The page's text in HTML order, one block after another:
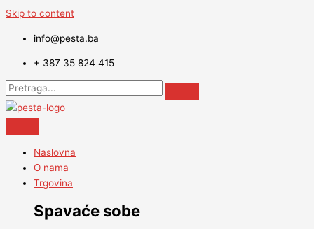
Skip to content
info@pesta.ba
+ 387 35 824 415
Naslovna
O nama
Trgovina
Spavaće sobe